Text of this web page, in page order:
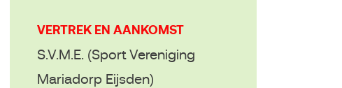
VERTREK EN AANKOMST
S.V.M.E. (Sport Vereniging
Mariadorp Eijsden)